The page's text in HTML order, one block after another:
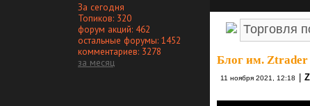
За сегодня
Топиков: 320
форум акций: 462
остальные форумы: 1452
комментариев: 3278
за месяц
Блог им. Ztrader
11 ноября 2021, 12:18